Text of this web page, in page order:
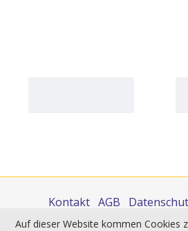
Kontakt AGB
Sie finden uns auch auf:
Auf dieser Website kommen Cookies